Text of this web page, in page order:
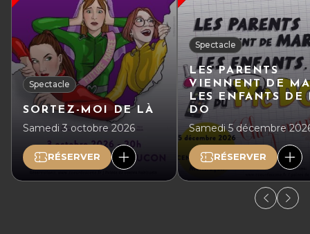
Spectacle
SORTEZ-MOI DE LÀ
Samedi 3 octobre 2026
RÉSERVER
Spectacle
LES PARENTS
VIENNENT DE
LES ENFANTS DE
DO
Samedi 5 décembre
RÉSERVER